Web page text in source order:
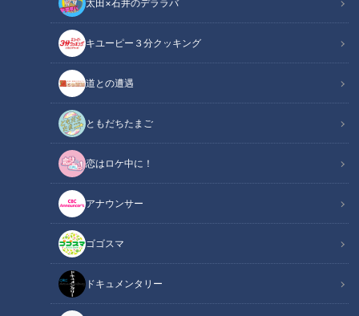
太田×石井のデララバ
キユーピー３分クッキング
道との遭遇
ともだちたまご
恋はロケ中に！
アナウンサー
ゴゴスマ
ドキュメンタリー
CBCテレビ『恋はロケ中に！』
恋はロケ中に！
「恋はロケ中に！」記事
出会いを求める男女6人が、2人1組になってハードなロケへ、
そしてロケの最後に「恋」の決断！果たして、ハードなロケを
一緒に乗り越えた先に、恋は芽生えるのか――？愛知県出身・
三上悠亜とトンツカタン森本晋太郎が見守る、ドキドキの恋愛
トライアルショー ４シーズン目が進行中！
＜番組のルール＞
・男女６人が、それぞれと２ショットでの１泊２日ロケを全員